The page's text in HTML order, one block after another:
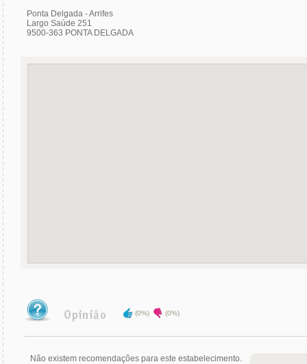
Ponta Delgada - Arrifes
Largo Saúde 251
9500-363 PONTA DELGADA
(0%) (0%)
Não existem recomendações para este estabelecimento.